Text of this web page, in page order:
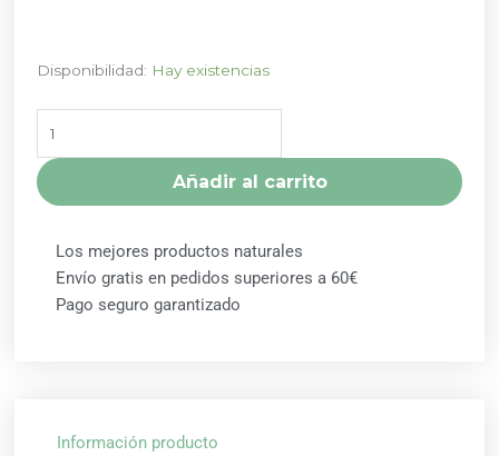
13,77 €.
Disponibilidad: Hay existencias
SANOTINT
74
CASTAÑO
CLARO
Añadir al carrito
Los mejores productos naturales
Envío gratis en pedidos superiores a 60€
Pago seguro garantizado
Información producto